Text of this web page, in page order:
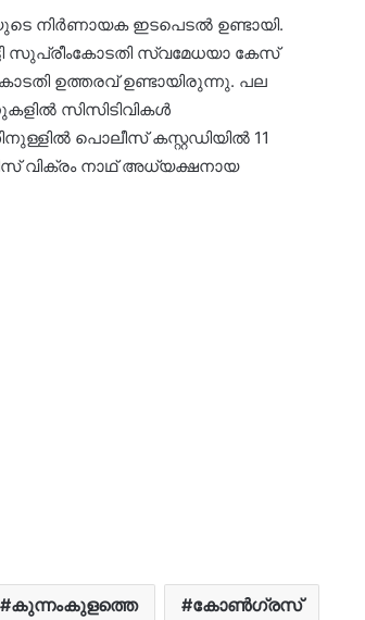
നിർണായക ഇടപെടൽ ഉണ്ടായി.
സുപ്രീംകോടതി സ്വമേധയാ കേസ്
ഉത്തരവ് ഉണ്ടായിരുന്നു. പല
സിസിടിവികൾ
പൊലീസ് കസ്റ്റഡിയിൽ 11
വിക്രം നാഥ് അധ്യക്ഷനായ
കുന്നംകുളത്തെ കോൺഗ്രസ്